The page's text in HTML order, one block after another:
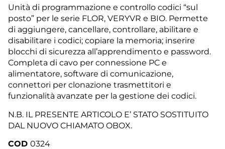
Unità di programmazione e controllo codici “sul
posto” per le serie FLOR, VERYVR e BIO. Permette
di aggiungere, cancellare, controllare, abilitare e
disabilitare i codici; copiare la memoria; inserire
blocchi di sicurezza all’apprendimento e password.
Completa di cavo per connessione PC e
alimentatore, software di comunicazione,
connettori per clonazione trasmettitori e
funzionalità avanzate per la gestione dei codici.
N.B. IL PRESENTE ARTICOLO E’ STATO SOSTITUITO
DAL NUOVO CHIAMATO OBOX.
COD 0324